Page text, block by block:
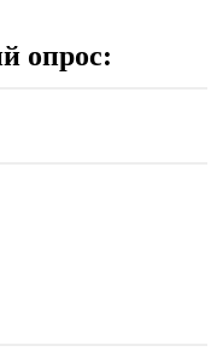
опрос: